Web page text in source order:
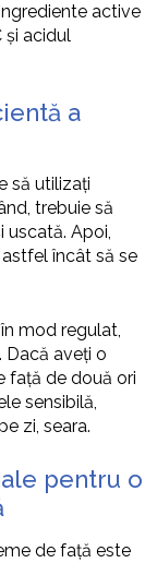
active
și acidul
a
să utilizați
trebuie să
uscată. Apoi,
încât să se
mod regulat,
aveți o
față de două ori
sensibilă,
zi, seara.
pentru o
de față este